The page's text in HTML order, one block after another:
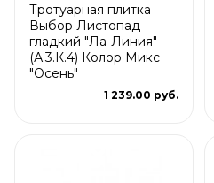
Тротуарная плитка
Выбор Листопад
гладкий "Ла-Линия"
(А.3.К.4) Колор Микс
"Осень"
1 239.00 руб.